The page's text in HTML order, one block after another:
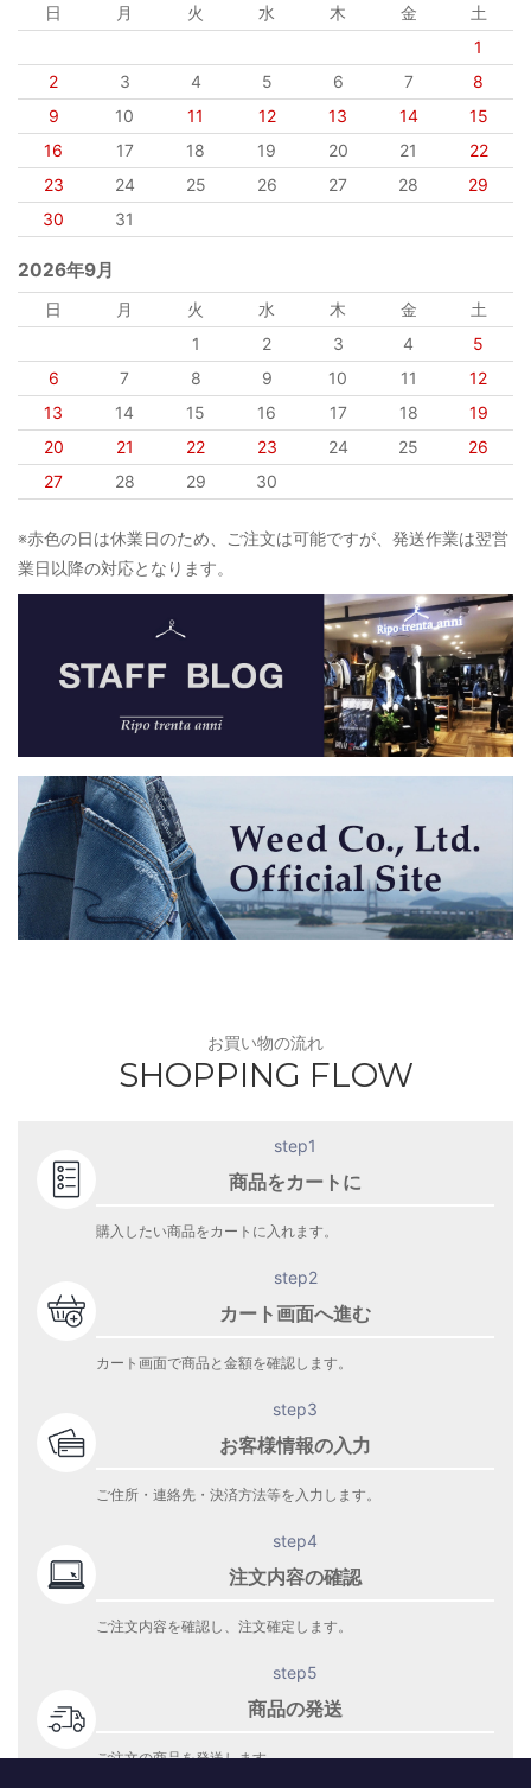
日 月 火 水 木 金
土
1
2
3 4 5 6 7
8
9
10 11 12 13 14
15
16
17 18 19 20 21
22
23
24 25 26 27 28
29
30
31
2026年9月
日 月 火 水 木 金
土
1
2 3 4
5
6
7 8 9 10 11
12
13
14 15 16 17 18
19
20
21 22 23 24 25
26
27
28 29 30
※赤色の日は休業日のため、ご注文は可能ですが、発送作業は翌営
業日以降の対応となります。
お買い物の流れ
SHOPPING FLOW
step1
商品をカートに
購入したい商品をカートに入れます。
step2
カート画面へ進む
カート画面で商品と金額を確認します。
step3
お客様情報の入力
ご住所・連絡先・決済方法等を入力します。
step4
注文内容の確認
ご注文内容を確認し、注文確定します。
step5
商品の発送
ご注文の商品を発送します。